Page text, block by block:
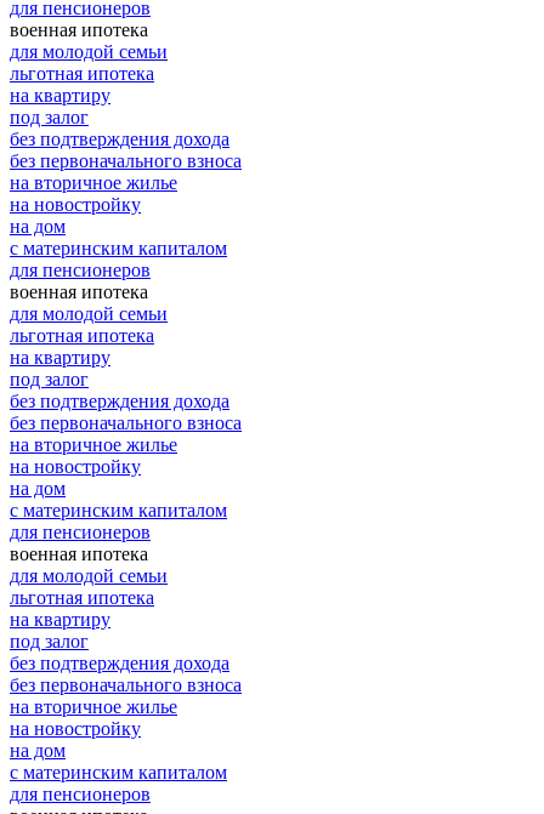
для пенсионеров
военная ипотека
для молодой семьи
льготная ипотека
на квартиру
под залог
без подтверждения дохода
без первоначального взноса
на вторичное жилье
на новостройку
на дом
с материнским капиталом
для пенсионеров
военная ипотека
для молодой семьи
льготная ипотека
на квартиру
под залог
без подтверждения дохода
без первоначального взноса
на вторичное жилье
на новостройку
на дом
с материнским капиталом
для пенсионеров
военная ипотека
для молодой семьи
льготная ипотека
на квартиру
под залог
без подтверждения дохода
без первоначального взноса
на вторичное жилье
на новостройку
на дом
с материнским капиталом
для пенсионеров